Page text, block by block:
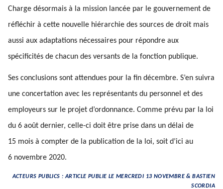
Charge désormais à la mission lancée par le gouvernement de
réfléchir à cette nouvelle hiérarchie des sources de droit mais
aussi aux adaptations nécessaires pour répondre aux
spécificités de chacun des versants de la fonction publique.
Ses conclusions sont attendues pour la fin décembre. S’en suivra
une concertation avec les représentants du personnel et des
employeurs sur le projet d’ordonnance. Comme prévu par la loi
du 6 août dernier, celle-ci doit être prise dans un délai de
15 mois à compter de la publication de la loi, soit d’ici au
6 novembre 2020.
ACTEURS PUBLICS : ARTICLE PUBLIE LE MERCREDI 13 NOVEMBRE & BASTIEN
SCORDIA